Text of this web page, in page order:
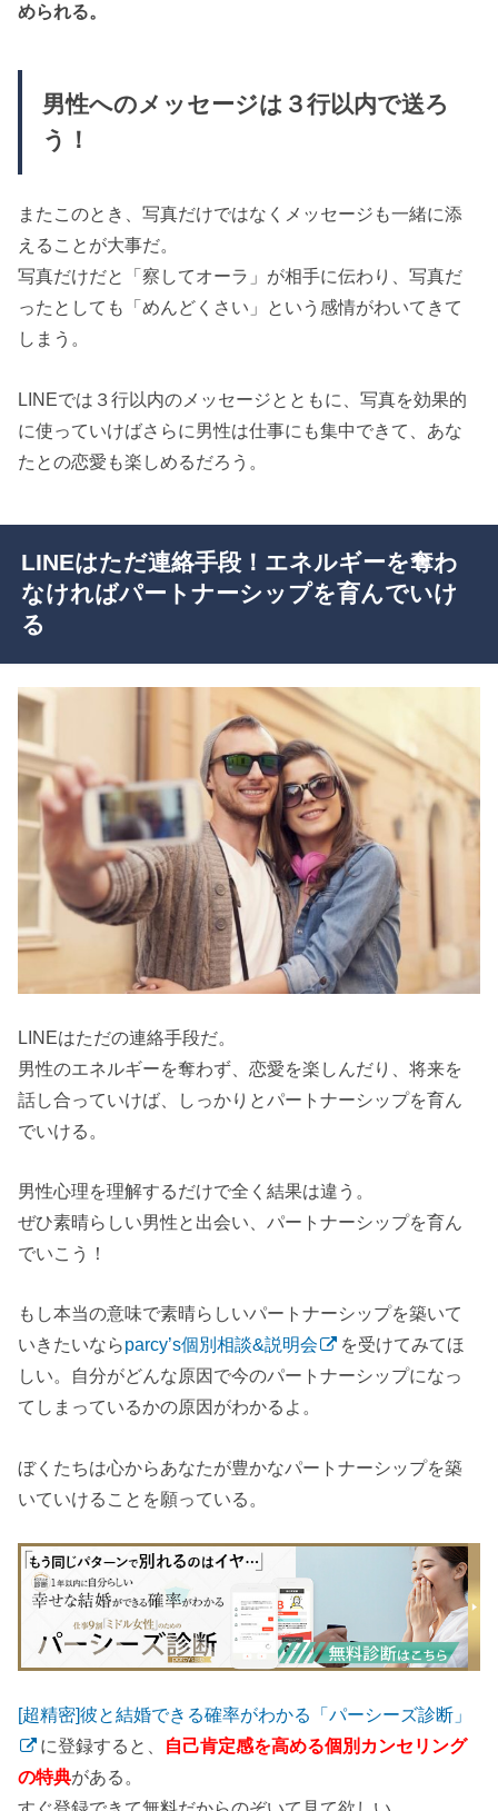
められる。
男性へのメッセージは３行以内で送ろ
う！
またこのとき、写真だけではなくメッセージも一緒に添
えることが大事だ。
写真だけだと「察してオーラ」が相手に伝わり、写真だ
ったとしても「めんどくさい」という感情がわいてきて
しまう。
LINEでは３行以内のメッセージとともに、写真を効果的
に使っていけばさらに男性は仕事にも集中できて、あな
たとの恋愛も楽しめるだろう。
LINEはただ連絡手段！エネルギーを奪わ
なければパートナーシップを育んでいけ
る
LINEはただの連絡手段だ。
男性のエネルギーを奪わず、恋愛を楽しんだり、将来を
話し合っていけば、しっかりとパートナーシップを育ん
でいける。
男性心理を理解するだけで全く結果は違う。
ぜひ素晴らしい男性と出会い、パートナーシップを育ん
でいこう！
もし本当の意味で素晴らしいパートナーシップを築いて
いきたいならparcy’s個別相談&説明会
を受けてみてほ
しい。自分がどんな原因で今のパートナーシップになっ
てしまっているかの原因がわかるよ。
ぼくたちは心からあなたが豊かなパートナーシップを築
いていけることを願っている。
[超精密]彼と結婚できる確率がわかる「パーシーズ診断」
に登録すると、 自己肯定感を高める個別カンセリング
の特典がある。